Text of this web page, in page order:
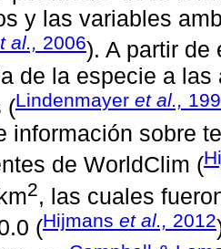
y las variables
al., 2006). A partir de
de la especie a
(Lindenmayer et al.,
información sobre
de WorldClim (
2, las cuales
(Hijmans et al., 2012